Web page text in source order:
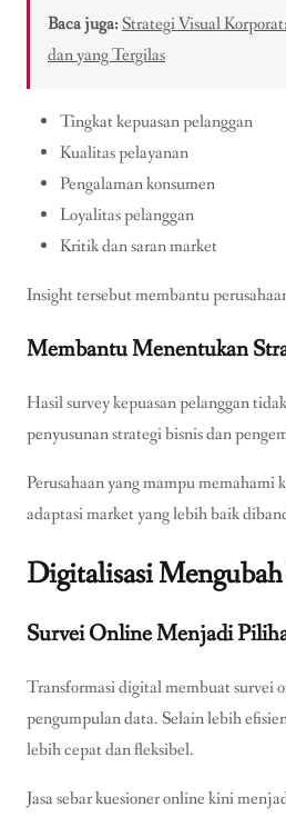
Baca juga:Strategi Visual
dan yang Tergilas
Tingkat kepuasan pelanggan
Kualitas pelayanan
Pengalaman konsumen
Loyalitas pelanggan
Kritik dan saran market
Insight tersebut membantu
Membantu Menentukan
Hasil survey kepuasan pelanggan
penyusunan strategi bisnis dan
Perusahaan yang mampu
adaptasi market yang lebih baik
Digitalisasi
Survei Online Menjadi
Transformasi digital membuat survei
pengumpulan data. Selain lebih
lebih cepat dan fleksibel.
Jasa sebar kuesioner online kini